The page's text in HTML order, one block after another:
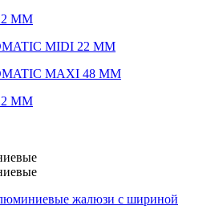
ММ
MIDI 22 ММ
MAXI 48 ММ
ММ
жалюзи с шириной